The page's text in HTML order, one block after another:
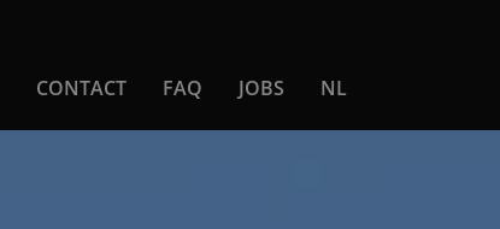
CONTACT FAQ JOBS NL